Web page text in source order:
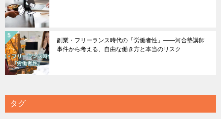
副業・フリーランス時代の「労働者性」――河合塾講師
事件から考える、自由な働き方と本当のリスク
タグ